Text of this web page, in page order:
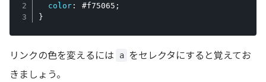
color : #f75065 ;
}
リンクの色を変えるには a をセレクタにすると覚えてお
きましょう。